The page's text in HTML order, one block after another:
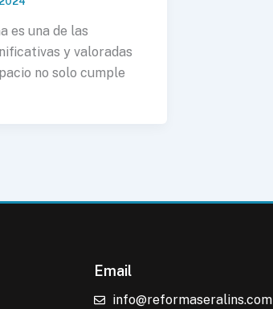
es una de las
y valoradas
no solo cumple
Email
info@reformaseralins.com